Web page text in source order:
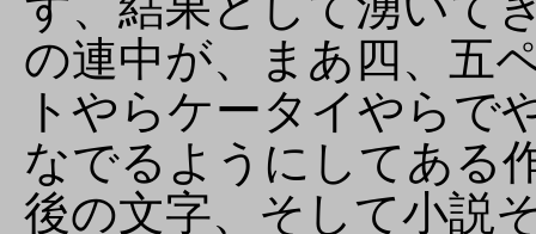
の連中が、まあ四、五
トやらケータイやらで
なでるようにしてあ
後の文字、そして小説